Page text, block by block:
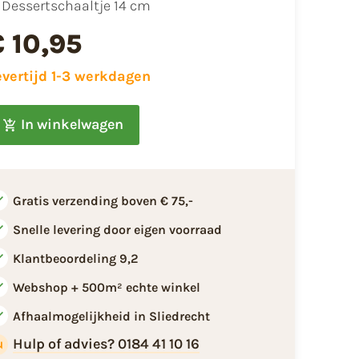
Dessertschaaltje 14 cm
10,95
1-3 werkdagen
In winkelwagen
Gratis verzending boven € 75,-
Snelle levering door eigen voorraad
Klantbeoordeling 9,2
Webshop + 500m² echte winkel
Afhaalmogelijkheid in Sliedrecht
Hulp of advies? 0184 41 10 16